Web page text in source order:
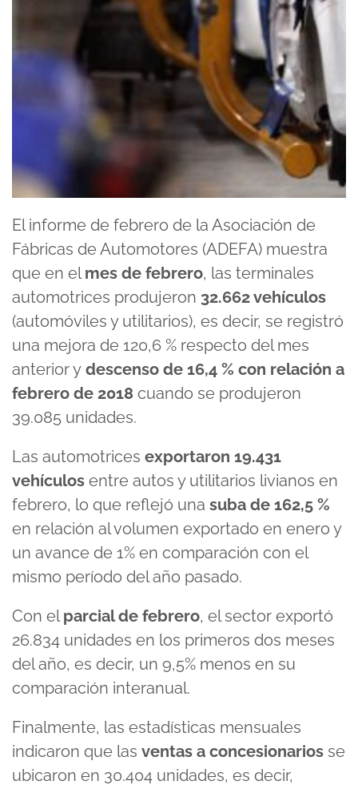
El informe de febrero de la Asociación de
Fábricas de Automotores (ADEFA) muestra
que en elmes de febrero, las terminales
automotrices produjeron 32.662 vehículos
(automóviles y utilitarios), es decir, se registró
una mejora de 120,6 % respecto del mes
anterior y descenso de 16,4 % con relación a
febrero de 2018 cuando se produjeron
39.085 unidades.
Las automotrices exportaron 19.431
vehículos entre autos y utilitarios livianos en
febrero, lo que reflejó una suba de 162,5 %
en relación al volumen exportado en enero y
un avance de 1% en comparación con el
mismo período del año pasado.
Con elparcial de febrero, el sector exportó
26.834 unidades en los primeros dos meses
del año, es decir, un 9,5% menos en su
comparación interanual.
Finalmente, las estadísticas mensuales
indicaron que las ventas a concesionarios se
ubicaron en 30.404 unidades, es decir,